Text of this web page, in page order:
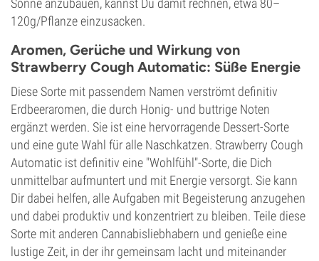
Sonne anzubauen, kannst Du damit rechnen, etwa 80–
120g/Pflanze einzusacken.
Aromen, Gerüche und Wirkung von
Strawberry Cough Automatic: Süße Energie
Diese Sorte mit passendem Namen verströmt definitiv
Erdbeeraromen, die durch Honig- und buttrige Noten
ergänzt werden. Sie ist eine hervorragende Dessert-Sorte
und eine gute Wahl für alle Naschkatzen. Strawberry Cough
Automatic ist definitiv eine "Wohlfühl"-Sorte, die Dich
unmittelbar aufmuntert und mit Energie versorgt. Sie kann
Dir dabei helfen, alle Aufgaben mit Begeisterung anzugehen
und dabei produktiv und konzentriert zu bleiben. Teile diese
Sorte mit anderen Cannabisliebhabern und genieße eine
lustige Zeit, in der ihr gemeinsam lacht und miteinander